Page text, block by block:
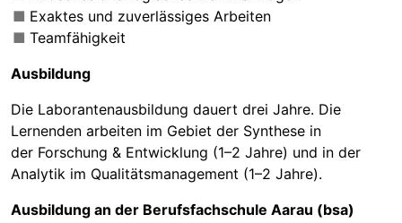
Exaktes und zuverlässiges Arbeiten
Teamfähigkeit
Ausbildung
Die Laborantenausbildung dauert drei Jahre. Die
Lernenden arbeiten im Gebiet der Synthese in
der Forschung & Entwicklung (1–2 Jahre) und in der
Analytik im Qualitätsmanagement (1–2 Jahre).
Ausbildung an der Berufsfachschule Aarau (bsa)